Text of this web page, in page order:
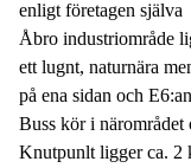
enligt företagen själva
Åbro industriområde
ett lugnt, naturnära
på ena sidan och
Buss kör i
Knutpunlt ligger ca. 2